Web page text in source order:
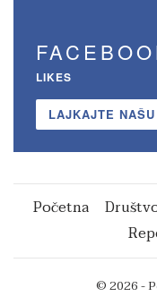
LIKES
LAJKAJTE
Početna
© 2026 -